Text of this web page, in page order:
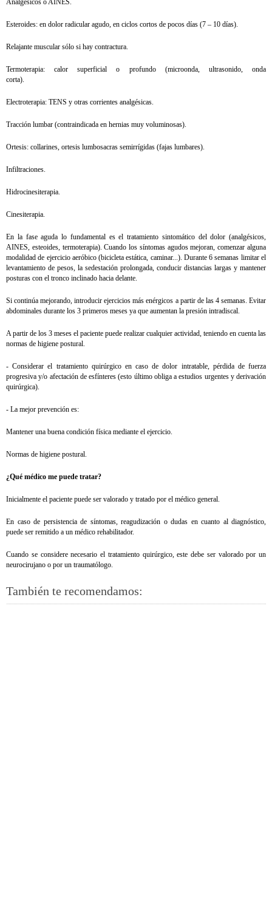
Analgésicos o AINES.
Esteroides: en dolor radicular agudo, en ciclos cortos de pocos días (7 – 10 días).
Relajante muscular sólo si hay contractura.
Termoterapia: calor superficial o profundo (microonda, ultrasonido, onda
corta).
Electroterapia: TENS y otras corrientes analgésicas.
Tracción lumbar (contraindicada en hernias muy voluminosas).
Ortesis: collarines, ortesis lumbosacras semirrígidas (fajas lumbares).
Infiltraciones.
Hidrocinesiterapia.
Cinesiterapia.
En la fase aguda lo fundamental es el tratamiento sintomático del dolor (analgésicos,
AINES, esteoides, termoterapia). Cuando los síntomas agudos mejoran, comenzar alguna
modalidad de ejercicio aeróbico (bicicleta estática, caminar...). Durante 6 semanas limitar el
levantamiento de pesos, la sedestación prolongada, conducir distancias largas y mantener
posturas con el tronco inclinado hacia delante.
Si continúa mejorando, introducir ejercicios más enérgicos a partir de las 4 semanas. Evitar
abdominales durante los 3 primeros meses ya que aumentan la presión intradiscal.
A partir de los 3 meses el paciente puede realizar cualquier actividad, teniendo en cuenta las
normas de higiene postural.
- Considerar el tratamiento quirúrgico en caso de dolor intratable, pérdida de fuerza
progresiva y/o afectación de esfínteres (esto último obliga a estudios urgentes y derivación
quirúrgica).
- La mejor prevención es:
Mantener una buena condición física mediante el ejercicio.
Normas de higiene postural.
¿Qué médico me puede tratar?
Inicialmente el paciente puede ser valorado y tratado por el médico general.
En caso de persistencia de síntomas, reagudización o dudas en cuanto al diagnóstico,
puede ser remitido a un médico rehabilitador.
Cuando se considere necesario el tratamiento quirúrgico, este debe ser valorado por un
neurocirujano o por un traumatólogo.
También te recomendamos: